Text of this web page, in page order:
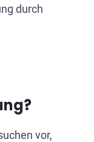
durch
vor,